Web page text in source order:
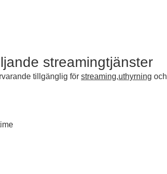
streamingtjänster
tillgänglig för streaming,uthyrning och